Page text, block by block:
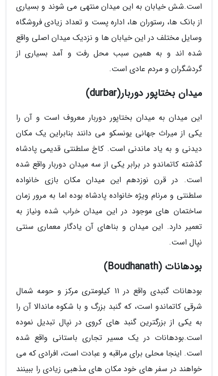
است.شش خیابان به این میدان منتهی می شوند و بسیاری
از بانک ها، رستوران ها، اداره پست و تعداد زیادی فروشگاه
وسایل مختلف در این خیابان ها و نزدیک میدان اصلی واقع
شده اند و به همین سبب محل رفت و آمد بسیاری از
گردشگران و مردم عادی است.
میدان بختاپور دوربار(durbar)
این میدان به میدان بختاپور دوربار معروف است و آن را
یکی از میراث جهانی یونسکو می دانند بنابراین یک مکان
دیدنی و به یاد ماندنی است. کاخ سلطنتی قدیمی پادشاه
گذشته کاتماندو در برابر یکی از سه میدان دوربار واقع شده
است. در قرن نوزدهم این میدان مکان بازی خانواده
سلطنتی و مرنام ویژه خانواده پادشاه بوده اما به مرور زمان
ساختمان های موجود در این میدان خراب شده ونیاز به
تعمیر دارد. این میدان و بناهای آن یادگار معماری سنتی
نپال است.
بودهانات (Boudhanath)
بودهانات گنبدی واقع در 11 کیلومتری مرکز و حومه شمال
شرقی کاتماندو است، که گنبد بزرگ و با شکوه ماندالا آن را
به یکی از بزرگترین گنبد های کروی در نپال تبدیل نموده
است.بودهانات در یک مسیر تجاری باستانی واقع شده
است. اینجا محلی برای مراقبه و عبادت است، افرادی که می
خواهند در سفر های خود مکان های مذهبی زیادی را ببینند